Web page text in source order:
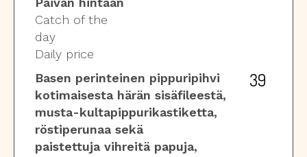
Catch of the
day
Daily price
Basen perinteinen pippuripihvi
kotimaisesta härän sisäfileestä,
musta-kultapippurikastiketta,
röstiperunaa sekä
paistettuja vihreitä papuja,
39